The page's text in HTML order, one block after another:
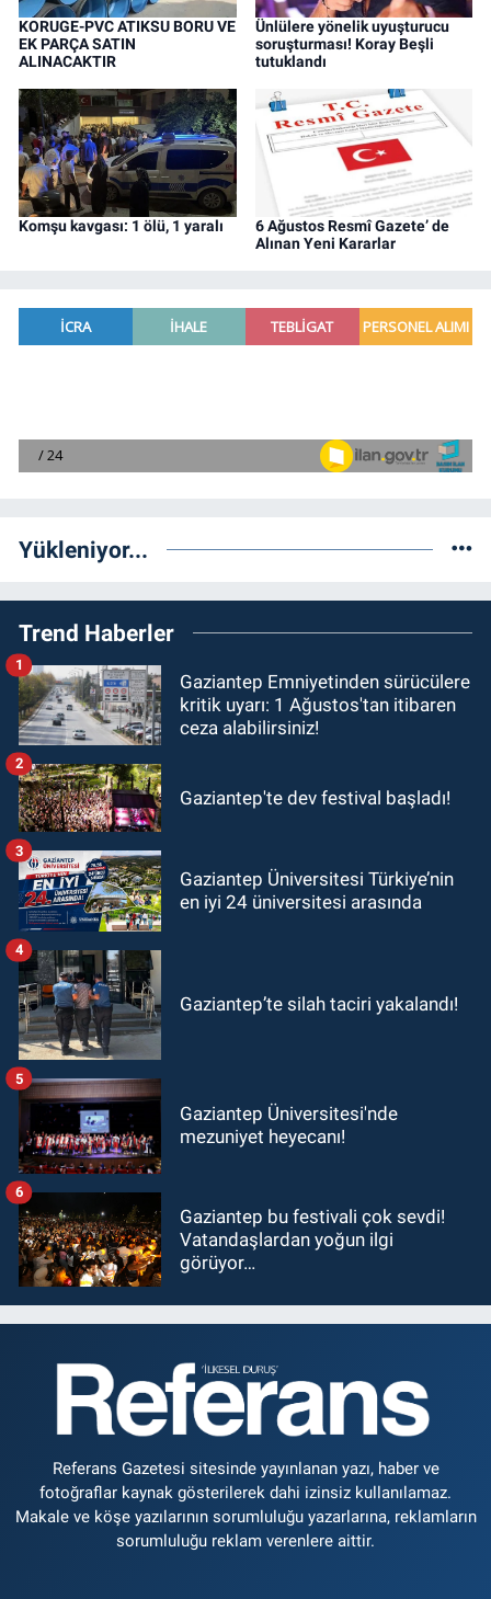
KORUGE-PVC ATIKSU BORU VE
EK PARÇA SATIN
ALINACAKTIR
Ünlülere yönelik uyuşturucu
soruşturması! Koray Beşli
tutuklandı
Komşu kavgası: 1 ölü, 1 yaralı
6 Ağustos Resmî Gazete’ de
Alınan Yeni Kararlar
Yükleniyor...
Trend Haberler
Gaziantep Emniyetinden sürücülere
kritik uyarı: 1 Ağustos'tan itibaren
ceza alabilirsiniz!
1
Gaziantep'te dev festival başladı!
2
Gaziantep Üniversitesi Türkiye’nin
en iyi 24 üniversitesi arasında
3
Gaziantep’te silah taciri yakalandı!
4
Gaziantep Üniversitesi'nde
mezuniyet heyecanı!
5
Gaziantep bu festivali çok sevdi!
Vatandaşlardan yoğun ilgi
görüyor…
6
Referans Gazetesi sitesinde yayınlanan yazı, haber ve
fotoğraflar kaynak gösterilerek dahi izinsiz kullanılamaz.
Makale ve köşe yazılarının sorumluluğu yazarlarına, reklamların
sorumluluğu reklam verenlere aittir.